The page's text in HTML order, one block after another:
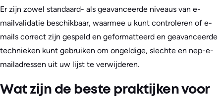
Er zijn zowel standaard- als geavanceerde niveaus van e-
mailvalidatie beschikbaar, waarmee u kunt controleren of e-
mails correct zijn gespeld en geformatteerd en geavanceerde
technieken kunt gebruiken om ongeldige, slechte en nep-e-
mailadressen uit uw lijst te verwijderen.
Wat zijn de beste praktijken voor